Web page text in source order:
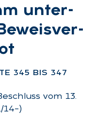
un­ter­
345 BIS 347
vom 13.
14–)